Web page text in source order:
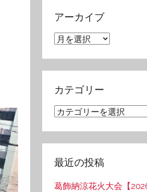
アーカイブ
ア
ブ
カテゴリー
カ
ー
最近の投稿
葛飾納涼花火大会【